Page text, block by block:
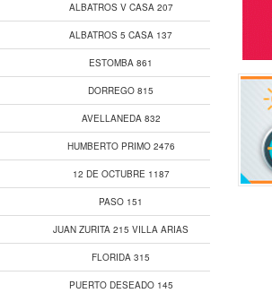
ALBATROS V CASA 207
ALBATROS 5 CASA 137
ESTOMBA 861
DORREGO 815
AVELLANEDA 832
HUMBERTO PRIMO 2476
12 DE OCTUBRE 1187
PASO 151
JUAN ZURITA 215 VILLA ARIAS
FLORIDA 315
PUERTO DESEADO 145